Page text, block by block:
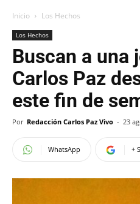
Inicio Los Hechos
Los Hechos
Buscan a una
Carlos Paz
este fin de
Por Redacción Carlos Paz Vivo - 23
WhatsApp +